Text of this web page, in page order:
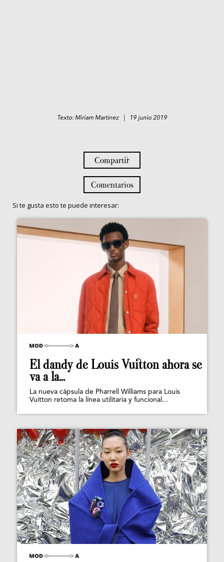
Texto: Miriam Martinez | 19 junio 2019
Compartir
Comentarios
Si te gusta esto te puede interesar:
El dandy de Louis Vuitton ahora se
va a la...
La nueva cápsula de Pharrell Williams para Louis
Vuitton retoma la línea utilitaria y funcional...